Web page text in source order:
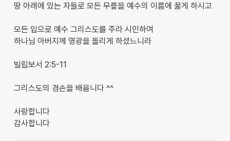
땅 아래에 있는 자들로 모든 무릎을 예수의 이름에 꿇게 하시고
모든 입으로 예수 그리스도를 주라 시인하여
하나님 아버지께 영광을 돌리게 하셨느니라
빌립보서 2:5-11
그리스도의 겸손을 배웁니다 ^^
사랑합니다
감사합니다